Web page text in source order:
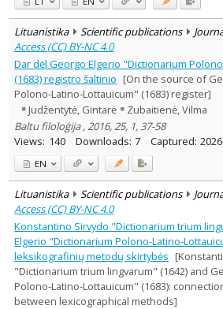
Lituanistika Scientific publications
Access (CC) BY-NC 4.0
Dar dėl Georgo Elgerio "Dictionarium
(1683) registro šaltinio [On the source of
Polono-Latino-Lottauicum" (1683) register]
Judžentytė, Gintarė
Zubaitienė, Vilma
Baltu filoloģija , 2016, 25, 1, 37-58
Views: 140 Downloads: 7 Captured:
EN
Lituanistika Scientific publications
Access (CC) BY-NC 4.0
Konstantino Sirvydo "Dictionarium trium
Elgerio "Dictionarium Polono-Latino-
leksikografinių metodų skirtybės
"Dictionarium trium lingvarum" (1642) and
Polono-Latino-Lottauicum" (1683):
between lexicographical methods]